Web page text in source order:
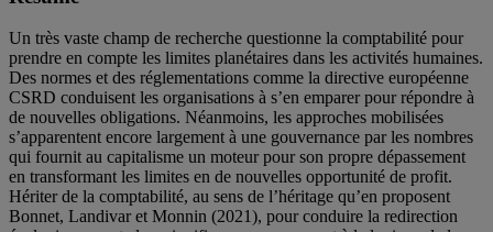
Un très vaste champ de recherche questionne la comptabilité pour
prendre en compte les limites planétaires dans les activités humaines.
Des normes et des réglementations comme la directive européenne
CSRD conduisent les organisations à s’en emparer pour répondre à
de nouvelles obligations. Néanmoins, les approches mobilisées
s’apparentent encore largement à une gouvernance par les nombres
qui fournit au capitalisme un moteur pour son propre dépassement
en transformant les limites en de nouvelles opportunité de profit.
Hériter de la comptabilité, au sens de l’héritage qu’en proposent
Bonnet, Landivar et Monnin (2021), pour conduire la redirection